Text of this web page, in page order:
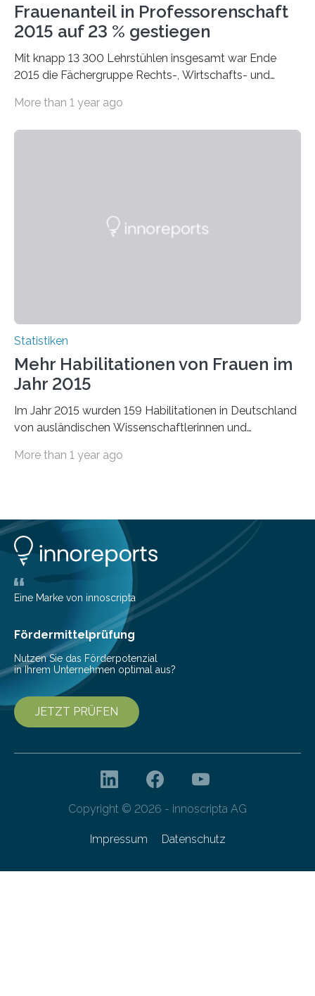
Frauenanteil in Professorenschaft
2015 auf 23 % gestiegen
Mit knapp 13 300 Lehrstühlen insgesamt war Ende
2015 die Fächergruppe Rechts-, Wirtschafts- und
bei…
More than 1 year ago
Statistiken
Mehr Habilitationen von Frauen im
Jahr 2015
Im Jahr 2015 wurden 159 Habilitationen in Deutschland
von ausländischen Wissenschaftlerinnen und
More than 1 year ago
Eine Marke von innoscripta
Fördermittelprüfung
Nutzen Sie das Förderpotenzial
in Ihrem Unternehmen optimal aus?
JETZT PRÜFEN
Copyright © 2026 - innoscripta AG
Impressum Datenschutz